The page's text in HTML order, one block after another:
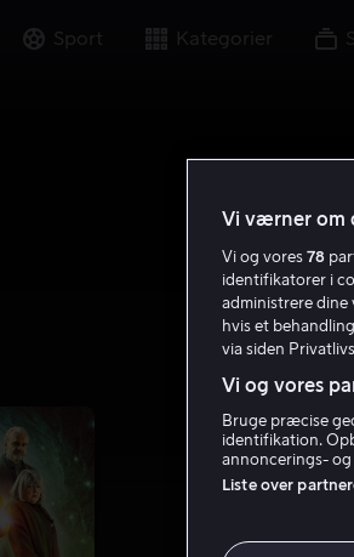
Sport Kategorier
Vi værner om
Vi og vores 78
identifikatorer i
administrere dine
hvis et
via siden
Vi og vores
Bruge præcise
identifikation.
annoncerings-
Liste over